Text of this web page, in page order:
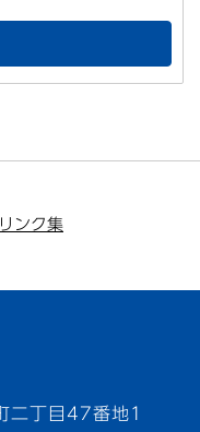
リンク集
丁目47番地1